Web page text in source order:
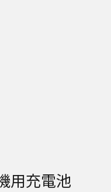
用充電池